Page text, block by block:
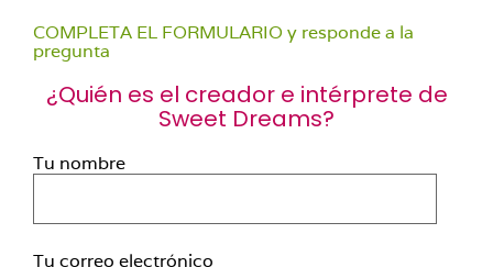
COMPLETA EL FORMULARIO y responde a la
pregunta
¿Quién es el creador e intérprete de
Sweet Dreams?
Tu nombre
Tu correo electrónico